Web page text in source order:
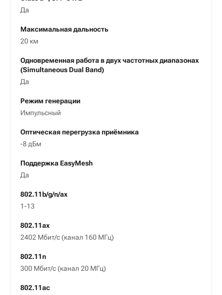
Да
Максимальная дальность
20 км
Одновременная работа в двух частотных диапазонах
(Simultaneous Dual Band)
Да
Режим генерации
Импульсный
Оптическая перегрузка приёмника
-8 дБм
Поддержка EasyMesh
Да
802.11b/g/n/ax
1-13
802.11ax
2402 Мбит/c (канал 160 МГц)
802.11n
300 Мбит/c (канал 20 МГц)
802.11ac